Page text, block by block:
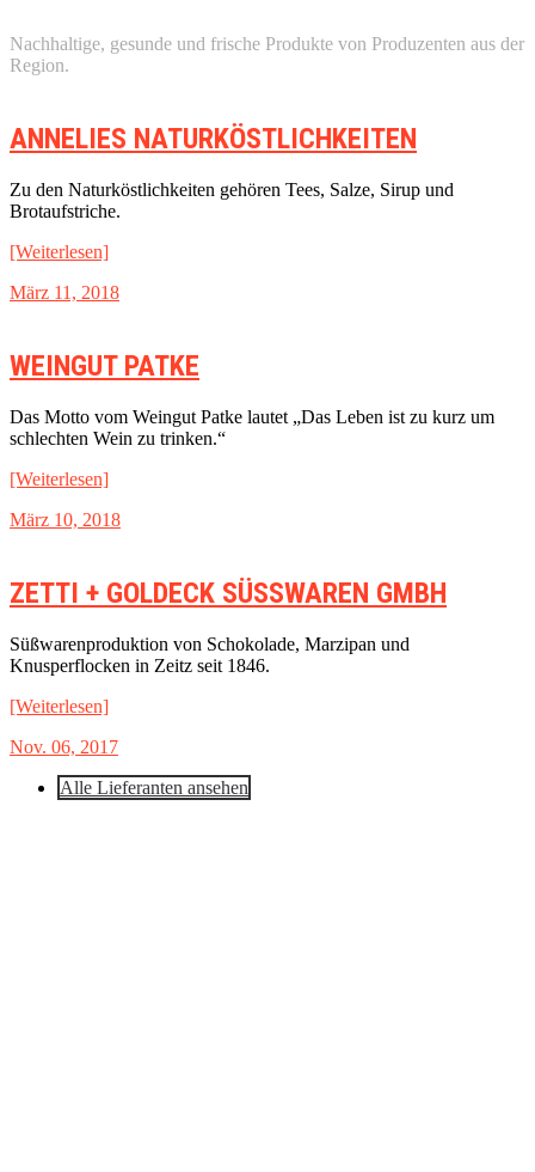
Nachhaltige, gesunde und frische Produkte von Produzenten aus der
Region.
ANNELIES NATURKÖSTLICHKEITEN
Zu den Naturköstlichkeiten gehören Tees, Salze, Sirup und
Brotaufstriche.
[Weiterlesen]
März 11, 2018
WEINGUT PATKE
Das Motto vom Weingut Patke lautet „Das Leben ist zu kurz um
schlechten Wein zu trinken.“
[Weiterlesen]
März 10, 2018
ZETTI + GOLDECK SÜSSWAREN GMBH
Süßwarenproduktion von Schokolade, Marzipan und
Knusperflocken in Zeitz seit 1846.
[Weiterlesen]
Nov. 06, 2017
Alle Lieferanten ansehen